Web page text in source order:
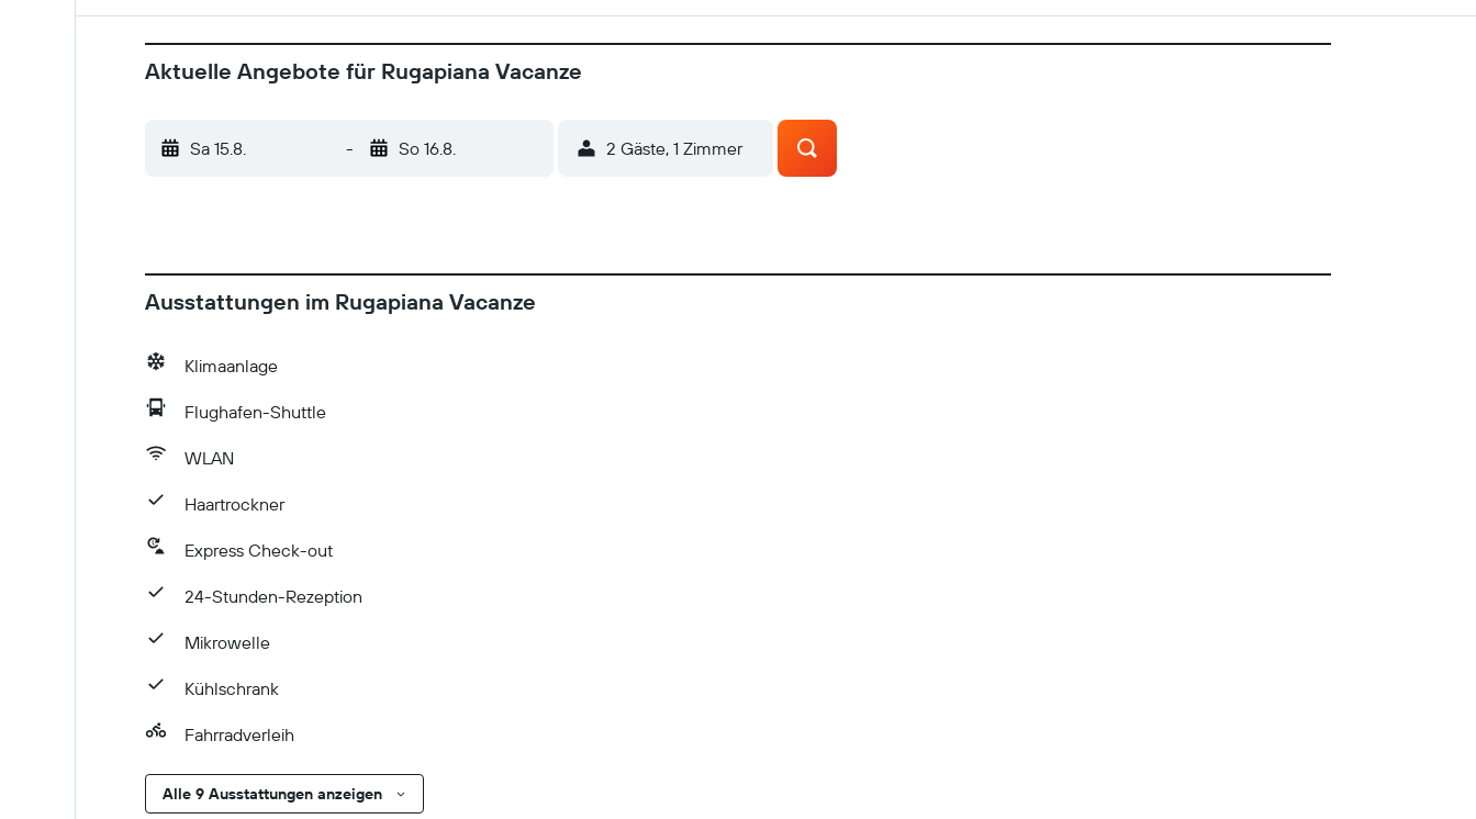
Aktuelle Angebote für Rugapiana Vacanze
Sa 15.8. - So 16.8. 2 Gäste, 1 Zimmer
Ausstattungen im Rugapiana Vacanze
Klimaanlage
Flughafen-Shuttle
WLAN
Haartrockner
Express Check-out
24-Stunden-Rezeption
Mikrowelle
Kühlschrank
Fahrradverleih
Alle 9 Ausstattungen anzeigen